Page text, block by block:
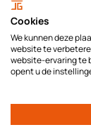
Cookies
We kunnen deze
website te
website-ervaring te
opent u de